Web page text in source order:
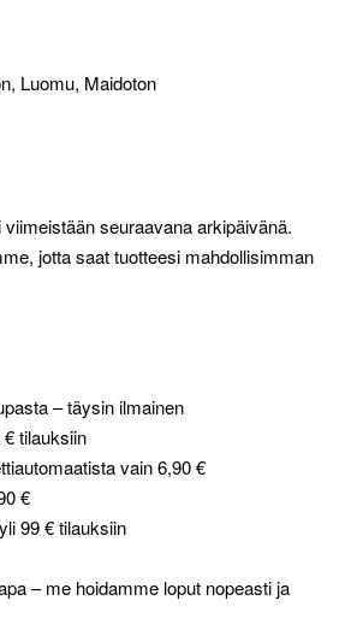
Luomu, Maidoton
seuraavana arkipäivänä.
jotta saat tuotteesi mahdollisimman
– täysin ilmainen
tilauksiin
vain 6,90 €
€
99 € tilauksiin
– me hoidamme loput nopeasti ja